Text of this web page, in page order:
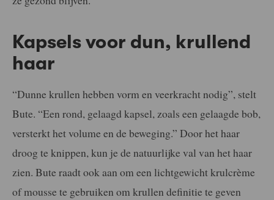
Kapsels voor dun, krullend
haar
“Dunne krullen hebben vorm en veerkracht nodig”, stelt
Bute. “Een rond, gelaagd kapsel, zoals een gelaagde bob,
versterkt het volume en de beweging.” Door het haar
droog te knippen, kun je de natuurlijke val van het haar
zien. Bute raadt ook aan om een lichtgewicht krulcrème
of mousse te gebruiken om krullen definitie te geven